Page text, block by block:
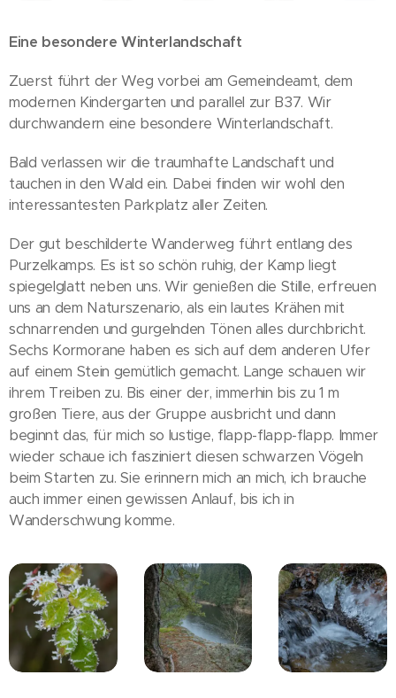
Eine besondere Winterlandschaft
Zuerst führt der Weg vorbei am Gemeindeamt, dem
modernen Kindergarten und parallel zur B37. Wir
durchwandern eine besondere Winterlandschaft.
Bald verlassen wir die traumhafte Landschaft und
tauchen in den Wald ein. Dabei finden wir wohl den
interessantesten Parkplatz aller Zeiten.
Der gut beschilderte Wanderweg führt entlang des
Purzelkamps. Es ist so schön ruhig, der Kamp liegt
spiegelglatt neben uns. Wir genießen die Stille, erfreuen
uns an dem Naturszenario, als ein lautes Krähen mit
schnarrenden und gurgelnden Tönen alles durchbricht.
Sechs Kormorane haben es sich auf dem anderen Ufer
auf einem Stein gemütlich gemacht. Lange schauen wir
ihrem Treiben zu. Bis einer der, immerhin bis zu 1 m
großen Tiere, aus der Gruppe ausbricht und dann
beginnt das, für mich so lustige, flapp-flapp-flapp. Immer
wieder schaue ich fasziniert diesen schwarzen Vögeln
beim Starten zu. Sie erinnern mich an mich, ich brauche
auch immer einen gewissen Anlauf, bis ich in
Wanderschwung komme.